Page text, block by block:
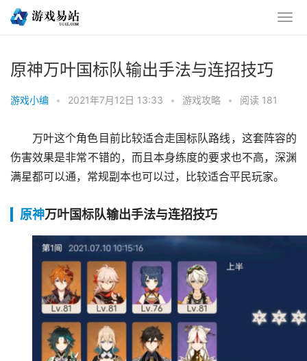
原神万叶国标队输出手法与连招技巧
游戏小编 • 2021年7月12日 13:33 • 游戏攻略 • 阅读 181
万叶这个角色目前比较适合走国标队路线，这套阵容的
伤害效果是非常不错的，而且本身练度的要求也不高，深渊
满星都可以通，常规副本也可以过，比较适合平民玩家。
原神万叶国标队输出手法与连招技巧